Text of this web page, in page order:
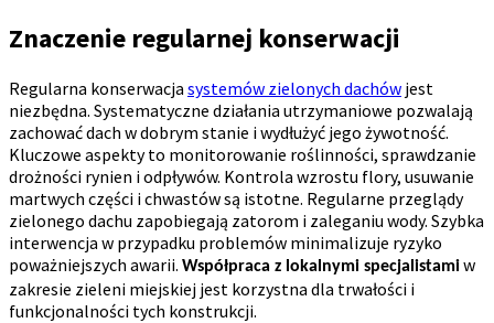
Znaczenie regularnej konserwacji
Regularna konserwacja systemów zielonych dachów jest
niezbędna. Systematyczne działania utrzymaniowe pozwalają
zachować dach w dobrym stanie i wydłużyć jego żywotność.
Kluczowe aspekty to monitorowanie roślinności, sprawdzanie
drożności rynien i odpływów. Kontrola wzrostu flory, usuwanie
martwych części i chwastów są istotne. Regularne przeglądy
zielonego dachu zapobiegają zatorom i zaleganiu wody. Szybka
interwencja w przypadku problemów minimalizuje ryzyko
poważniejszych awarii. Współpraca z lokalnymi specjalistamiw
zakresie zieleni miejskiej jest korzystna dla trwałości i
funkcjonalności tych konstrukcji.